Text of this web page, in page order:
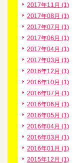
2017年11月 (1)
2017年08月 (1)
2017年07月 (1)
2017年06月 (1)
2017年04月 (1)
2017年03月 (1)
2016年12月 (1)
2016年10月 (1)
2016年07月 (1)
2016年06月 (1)
2016年05月 (1)
2016年04月 (1)
2016年03月 (1)
2016年01月 (1)
2015年12月 (1)